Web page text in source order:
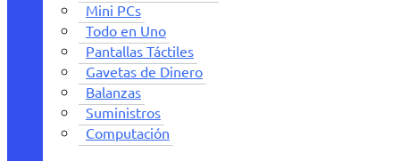
Mini PCs
Todo en Uno
Pantallas Táctiles
Gavetas de Dinero
Balanzas
Suministros
Computación